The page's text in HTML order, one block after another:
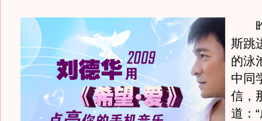
昨
斯跳
的泳
中同
信，
道：